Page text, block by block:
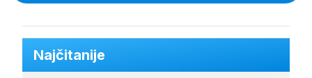
Najčitanije